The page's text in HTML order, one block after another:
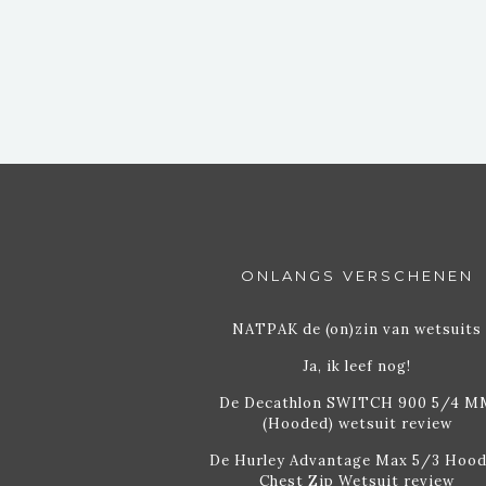
ONLANGS VERSCHENEN
NATPAK de (on)zin van wetsuits
Ja, ik leef nog!
De Decathlon SWITCH 900 5/4
(Hooded) wetsuit review
De Hurley Advantage Max 5/3
Chest Zip Wetsuit review